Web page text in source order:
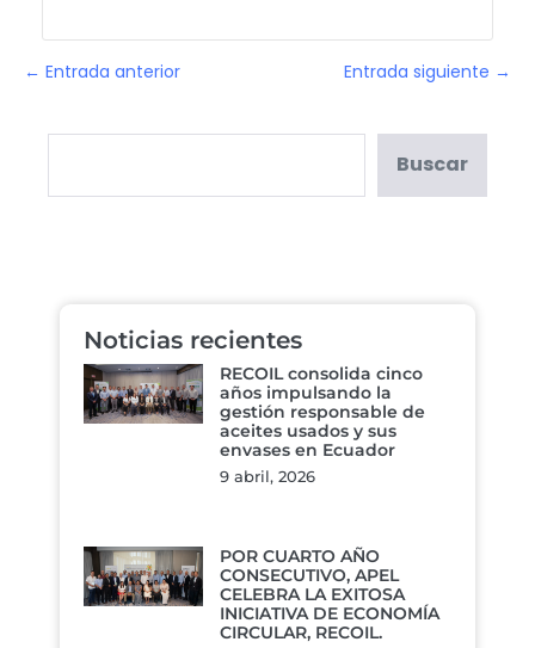
← Entrada anterior Entrada siguiente →
Buscar
Noticias recientes
RECOIL consolida cinco
años impulsando la
gestión responsable de
aceites usados y sus
envases en Ecuador
9 abril, 2026
POR CUARTO AÑO
CONSECUTIVO, APEL
CELEBRA LA EXITOSA
INICIATIVA DE ECONOMÍA
CIRCULAR, RECOIL.